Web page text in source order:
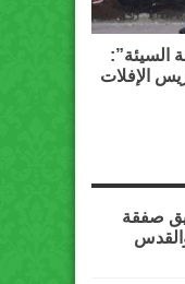
السيئة”:
الإفلات
صفقة